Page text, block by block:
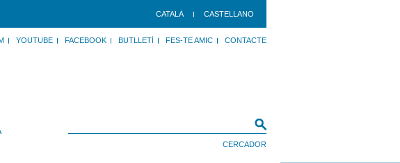
CATALÀ CASTELLANO
YOUTUBE FACEBOOK BUTLLETÍ FES-TE AMIC CONTACTE